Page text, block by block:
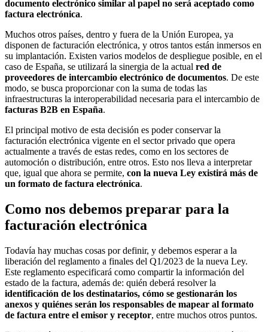
documento electrónico similar al papel no será aceptado como
factura electrónica.
Muchos otros países, dentro y fuera de la Unión Europea, ya
disponen de facturación electrónica, y otros tantos están inmersos en
su implantación. Existen varios modelos de despliegue posible, en el
caso de España, se utilizará la sinergia de la actual red de
proveedores de intercambio electrónico de documentos. De este
modo, se busca proporcionar con la suma de todas las
infraestructuras la interoperabilidad necesaria para el intercambio de
facturas B2B en España.
El principal motivo de esta decisión es poder conservar la
facturación electrónica vigente en el sector privado que opera
actualmente a través de estas redes, como en los sectores de
automoción o distribución, entre otros. Esto nos lleva a interpretar
que, igual que ahora se permite, con la nueva Ley existirá más de
un formato de factura electrónica.
Como nos debemos preparar para la
facturación electrónica
Todavía hay muchas cosas por definir, y debemos esperar a la
liberación del reglamento a finales del Q1/2023 de la nueva Ley.
Este reglamento especificará como compartir la información del
estado de la factura, además de: quién deberá resolver la
identificación de los destinatarios, cómo se gestionarán los
anexos y quiénes serán los responsables de mapear al formato
de factura entre el emisor y receptor, entre muchos otros puntos.